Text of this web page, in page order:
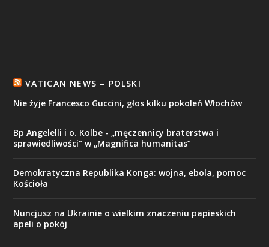
VATICAN NEWS – POLSKI
Nie żyje Francesco Guccini, głos kilku pokoleń Włochów
Bp Angelelli i o. Kolbe - „męczennicy braterstwa i
sprawiedliwości” w „Magnifica humanitas”
Demokratyczna Republika Konga: wojna, ebola, pomoc
Kościoła
Nuncjusz na Ukrainie o wielkim znaczeniu papieskich
apeli o pokój